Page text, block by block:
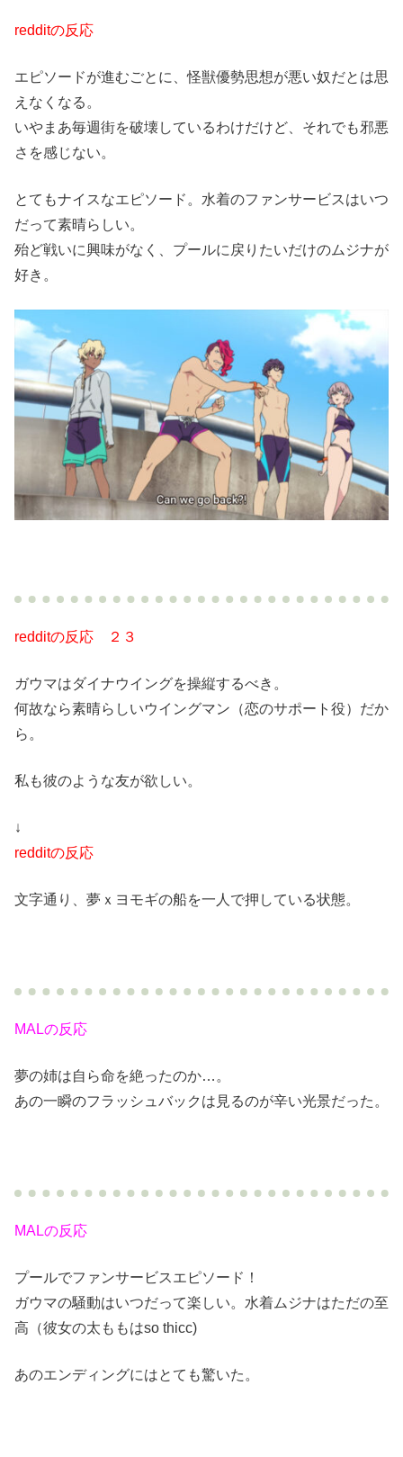
redditの反応
エピソードが進むごとに、怪獣優勢思想が悪い奴だとは思
えなくなる。
いやまあ毎週街を破壊しているわけだけど、それでも邪悪
さを感じない。
とてもナイスなエピソード。水着のファンサービスはいつ
だって素晴らしい。
殆ど戦いに興味がなく、プールに戻りたいだけのムジナが
好き。
redditの反応 ２３
ガウマはダイナウイングを操縦するべき。
何故なら素晴らしいウイングマン（恋のサポート役）だか
ら。
私も彼のような友が欲しい。
↓
redditの反応
文字通り、夢ｘヨモギの船を一人で押している状態。
MALの反応
夢の姉は自ら命を絶ったのか…。
あの一瞬のフラッシュバックは見るのが辛い光景だった。
MALの反応
プールでファンサービスエピソード！
ガウマの騒動はいつだって楽しい。水着ムジナはただの至
高（彼女の太ももはso thicc)
あのエンディングにはとても驚いた。